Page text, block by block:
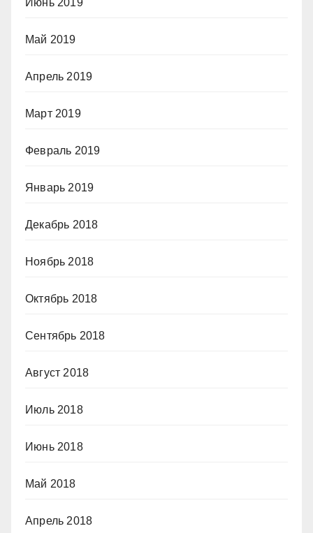
Июнь 2019
Май 2019
Апрель 2019
Март 2019
Февраль 2019
Январь 2019
Декабрь 2018
Ноябрь 2018
Октябрь 2018
Сентябрь 2018
Август 2018
Июль 2018
Июнь 2018
Май 2018
Апрель 2018